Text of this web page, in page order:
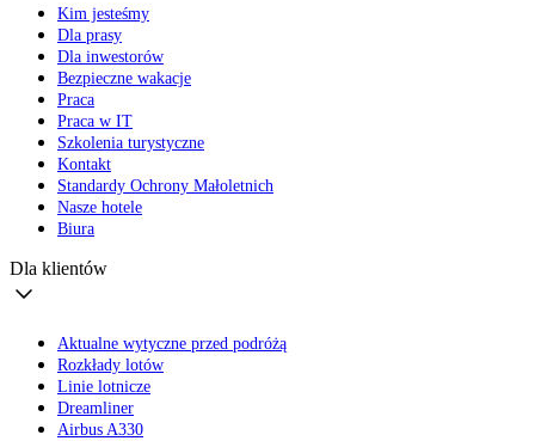
Kim jesteśmy
Dla prasy
Dla inwestorów
Bezpieczne wakacje
Praca
Praca w IT
Szkolenia turystyczne
Kontakt
Standardy Ochrony Małoletnich
Nasze hotele
Biura
Dla klientów
Aktualne wytyczne przed podróżą
Rozkłady lotów
Linie lotnicze
Dreamliner
Airbus A330